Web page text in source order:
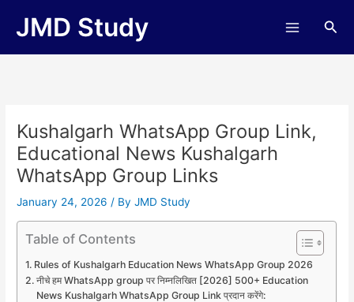
JMD Study
Kushalgarh WhatsApp Group Link,
Educational News Kushalgarh
WhatsApp Group Links
January 24, 2026/ ByJMD Study
Table of Contents
Rules of Kushalgarh Education News WhatsApp Group 2026
नीचे हम WhatsApp group पर निम्नलिखित [2026] 500+ Education
News Kushalgarh WhatsApp Group Link प्रदान करेंगे: